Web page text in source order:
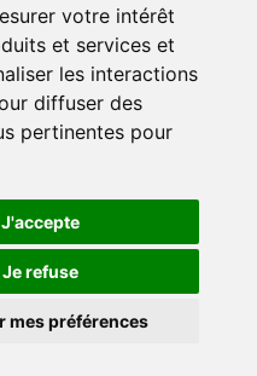
votre intérêt
et services et
les interactions
diffuser des
pertinentes pour
J'accepte
Je refuse
mes préférences
international de